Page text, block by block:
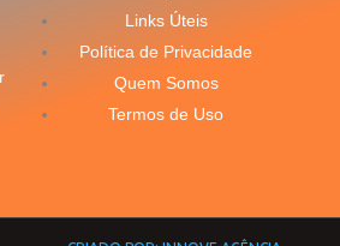
Links Úteis
Política de Privacidade
Quem Somos
Termos de Uso